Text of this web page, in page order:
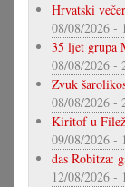
Hrvatski
08/08/2026 -
35 ljet grupa
08/08/2026 -
Zvuk
08/08/2026 -
Kiritof u
09/08/2026 -
das Robitza:
12/08/2026 -